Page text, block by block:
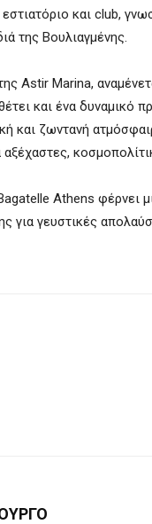
και club,
της Βουλιαγμένης.
Marina,
και ένα
και ζωντανή
Athens φέρνει
γευστικές